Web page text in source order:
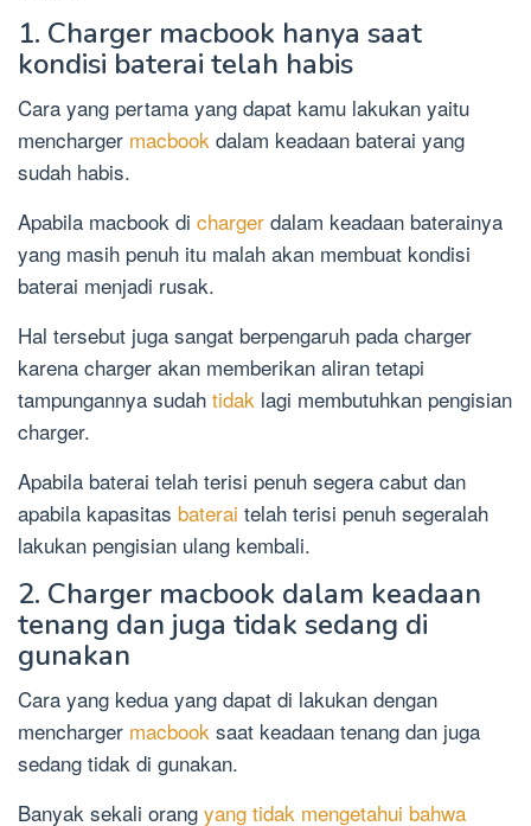
1. Charger macbook hanya saat
kondisi baterai telah habis
Cara yang pertama yang dapat kamu lakukan yaitu
mencharger macbook dalam keadaan baterai yang
sudah habis.
Apabila macbook di charger dalam keadaan baterainya
yang masih penuh itu malah akan membuat kondisi
baterai menjadi rusak.
Hal tersebut juga sangat berpengaruh pada charger
karena charger akan memberikan aliran tetapi
tampungannya sudah tidak lagi membutuhkan pengisian
charger.
Apabila baterai telah terisi penuh segera cabut dan
apabila kapasitas baterai telah terisi penuh segeralah
lakukan pengisian ulang kembali.
2. Charger macbook dalam keadaan
tenang dan juga tidak sedang di
gunakan
Cara yang kedua yang dapat di lakukan dengan
mencharger macbook saat keadaan tenang dan juga
sedang tidak di gunakan.
Banyak sekali orang yang tidak mengetahui bahwa